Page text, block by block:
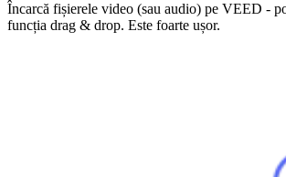
Încarcă fișierele video (sau audio) pe VEED -
funcția drag & drop. Este foarte ușor.